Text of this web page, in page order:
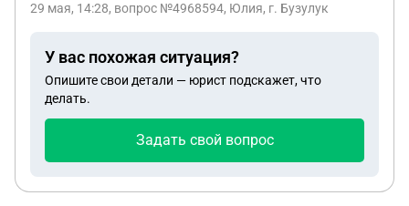
получили свидетельство о праве собственности.
нужно согласовать границы в архитектуре, там
сказали , что в свидетельстве не указаны номер
свидетельства и дата выдачи, в архиве данных
участок и не оформляли никогда, что это нужно
через суд, стоит ли задействовать собственника,
29 мая, 14:28, вопрос №4968594, Юлия, г. Бузулук
У вас похожая ситуация?
Опишите свои детали — юрист подскажет, что
делать.
Задать свой вопрос